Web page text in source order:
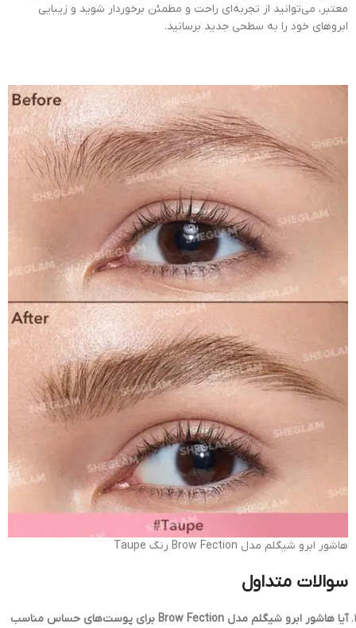
معتبر، می‌توانید از تجربه‌ای راحت و مطمئن برخوردار شوید و زیبایی
ابروهای خود را به سطحی جدید برسانید.
هاشور ابرو شیگلم مدل Brow Fection رنگ Taupe
سوالات متداول
آیا هاشور ابرو شیگلم مدل Brow Fection برای پوست‌های حساس مناسب